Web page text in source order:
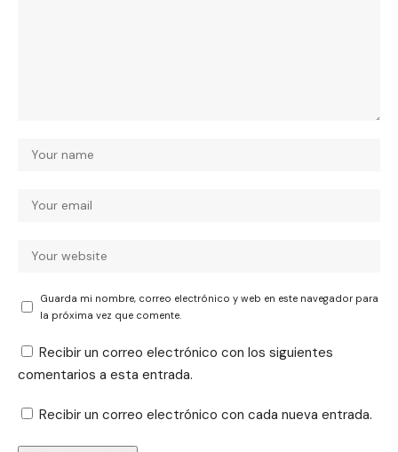
Guarda mi nombre, correo electrónico y web en este navegador para
la próxima vez que comente.
Recibir un correo electrónico con los siguientes
comentarios a esta entrada.
Recibir un correo electrónico con cada nueva entrada.